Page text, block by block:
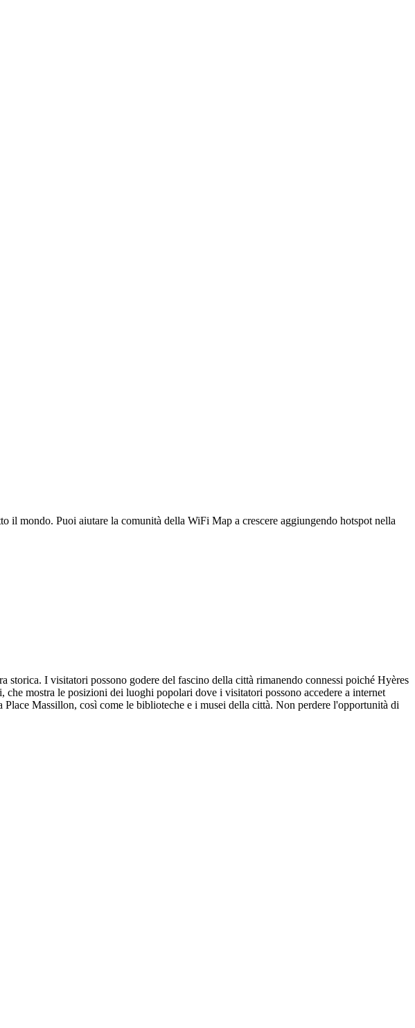
mondo. Puoi aiutare la comunità della WiFi Map a crescere aggiungendo hotspot nella
storica. I visitatori possono godere del fascino della città rimanendo connessi poiché Hyères
mostra le posizioni dei luoghi popolari dove i visitatori possono accedere a internet
Massillon, così come le biblioteche e i musei della città. Non perdere l'opportunità di